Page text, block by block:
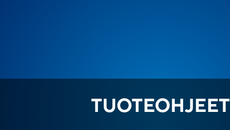
TUOTEOHJEET